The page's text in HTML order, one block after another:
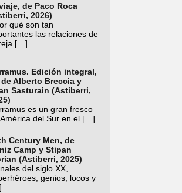
de Paco Roca
2026)
qué son tan
las relaciones de
[…]
Edición integral,
Alberto Breccia y
Sasturain (Astiberri,
es un gran fresco
del Sur en el […]
Century Men, de
Camp y Stipan
(Astiberri, 2025)
del siglo XX,
genios, locos y